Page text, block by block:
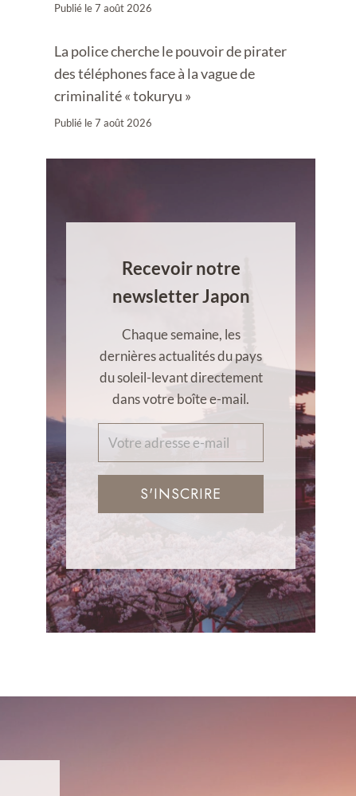
Publié le7 août 2026
La police cherche le pouvoir de pirater
des téléphones face à la vague de
criminalité « tokuryu »
Publié le7 août 2026
Recevoir notre
newsletter Japon
Chaque semaine, les
dernières actualités du pays
du soleil-levant directement
dans votre boîte e-mail.
S'INSCRIRE